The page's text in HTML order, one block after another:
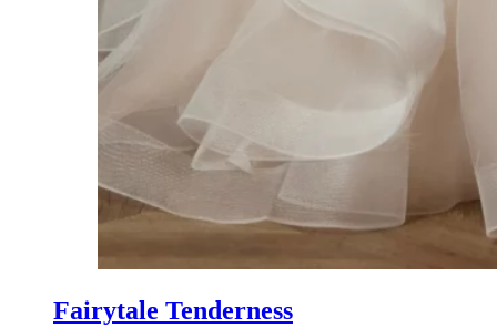
Fairytale Tenderness